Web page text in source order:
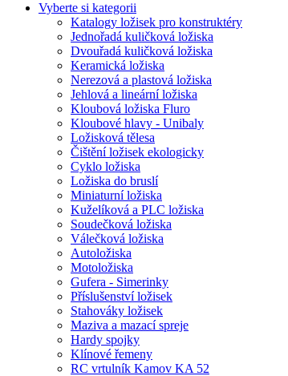
Vyberte si kategorii
Katalogy ložisek pro konstruktéry
Jednořadá kuličková ložiska
Dvouřadá kuličková ložiska
Keramická ložiska
Nerezová a plastová ložiska
Jehlová a lineární ložiska
Kloubová ložiska Fluro
Kloubové hlavy - Unibaly
Ložisková tělesa
Čištění ložisek ekologicky
Cyklo ložiska
Ložiska do bruslí
Miniaturní ložiska
Kuželíková a PLC ložiska
Soudečková ložiska
Válečková ložiska
Autoložiska
Motoložiska
Gufera - Simerinky
Příslušenství ložisek
Stahováky ložisek
Maziva a mazací spreje
Hardy spojky
Klínové řemeny
RC vrtulník Kamov KA 52